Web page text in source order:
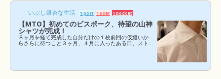
いぶし銀杏な生活 1 post 1 user 1 pocket
【MTO】初めてのビスポーク、待望の山神
シャツが完成！
８ヶ月を経て完成した自分だけの１枚前回の仮縫いか
らさらに待つこと３ヶ月、４月に入ったある日、スト
魔してきました。完成したそのシャツは、ハンガーに